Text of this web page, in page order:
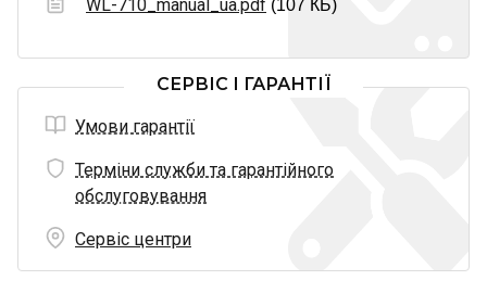
WL-710_manual_ua.pdf (107 КБ)
СЕРВІС І ГАРАНТІЇ
Умови гарантії
Терміни служби та гарантійного
обслуговування
Сервіс центри